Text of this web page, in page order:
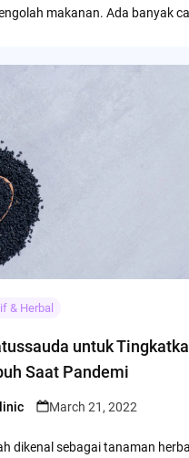
makanan. Ada banyak
& Herbal
untuk
Saat Pandemi
March 21, 2022
dikenal sebagai tanaman herbal